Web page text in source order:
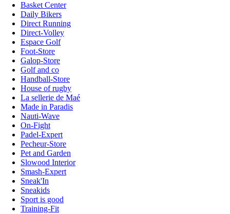
Basket Center
Daily Bikers
Direct Running
Direct-Volley
Espace Golf
Foot-Store
Galop-Store
Golf and co
Handball-Store
House of rugby
La sellerie de Maé
Made in Paradis
Nauti-Wave
On-Fight
Padel-Expert
Pecheur-Store
Pet and Garden
Slowood Interior
Smash-Expert
Sneak'In
Sneakids
Sport is good
Training-Fit